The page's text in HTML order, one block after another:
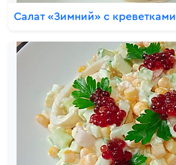
Салат «Зимний» с креветками